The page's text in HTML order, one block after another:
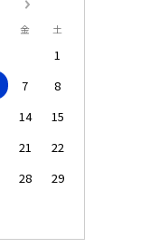
金 土
1
7
8
14
15
21
22
28
29